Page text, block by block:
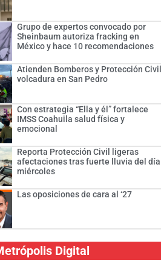
Grupo de expertos convocado por
Sheinbaum autoriza fracking en
México y hace 10 recomendaciones
Atienden Bomberos y Protección Civil
volcadura en San Pedro
Con estrategia “Ella y él” fortalece
IMSS Coahuila salud física y
emocional
Reporta Protección Civil ligeras
afectaciones tras fuerte lluvia del día
miércoles
Las oposiciones de cara al ‘27
Digital